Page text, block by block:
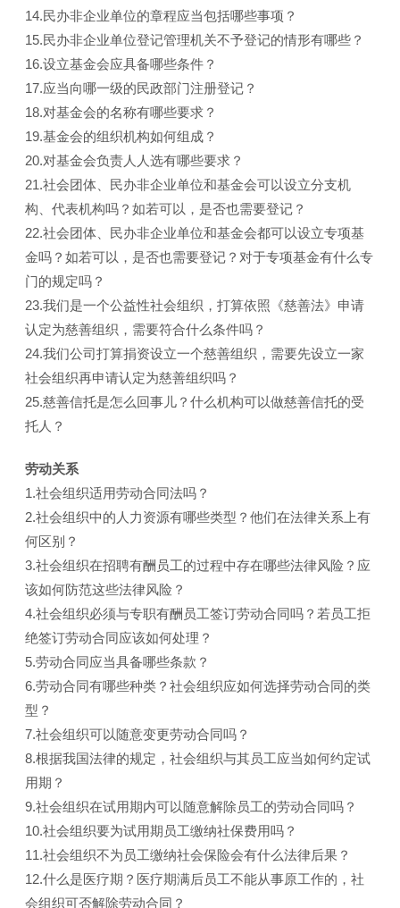
14.民办非企业单位的章程应当包括哪些事项？
15.民办非企业单位登记管理机关不予登记的情形有哪些？
16.设立基金会应具备哪些条件？
17.应当向哪一级的民政部门注册登记？
18.对基金会的名称有哪些要求？
19.基金会的组织机构如何组成？
20.对基金会负责人人选有哪些要求？
21.社会团体、民办非企业单位和基金会可以设立分支机
构、代表机构吗？如若可以，是否也需要登记？
22.社会团体、民办非企业单位和基金会都可以设立专项基
金吗？如若可以，是否也需要登记？对于专项基金有什么专
门的规定吗？
23.我们是一个公益性社会组织，打算依照《慈善法》申请
认定为慈善组织，需要符合什么条件吗？
24.我们公司打算捐资设立一个慈善组织，需要先设立一家
社会组织再申请认定为慈善组织吗？
25.慈善信托是怎么回事儿？什么机构可以做慈善信托的受
托人？
劳动关系
1.社会组织适用劳动合同法吗？
2.社会组织中的人力资源有哪些类型？他们在法律关系上有
何区别？
3.社会组织在招聘有酬员工的过程中存在哪些法律风险？应
该如何防范这些法律风险？
4.社会组织必须与专职有酬员工签订劳动合同吗？若员工拒
绝签订劳动合同应该如何处理？
5.劳动合同应当具备哪些条款？
6.劳动合同有哪些种类？社会组织应如何选择劳动合同的类
型？
7.社会组织可以随意变更劳动合同吗？
8.根据我国法律的规定，社会组织与其员工应当如何约定试
用期？
9.社会组织在试用期内可以随意解除员工的劳动合同吗？
10.社会组织要为试用期员工缴纳社保费用吗？
11.社会组织不为员工缴纳社会保险会有什么法律后果？
12.什么是医疗期？医疗期满后员工不能从事原工作的，社
会组织可否解除劳动合同？